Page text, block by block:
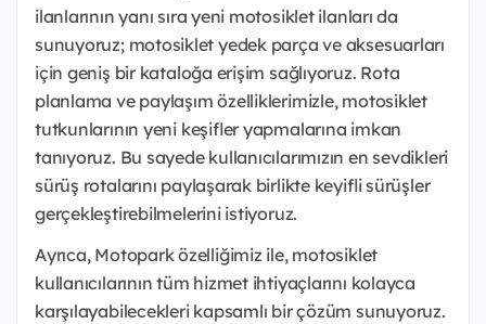
ilanlarının yanı sıra yeni motosiklet ilanları da
sunuyoruz; motosiklet yedek parça ve aksesuarları
için geniş bir kataloğa erişim sağlıyoruz. Rota
planlama ve paylaşım özelliklerimizle, motosiklet
tutkunlarının yeni keşifler yapmalarına imkan
tanıyoruz. Bu sayede kullanıcılarımızın en sevdikleri
sürüş rotalarını paylaşarak birlikte keyifli sürüşler
gerçekleştirebilmelerini istiyoruz.
Ayrıca, Motopark özelliğimiz ile, motosiklet
kullanıcılarının tüm hizmet ihtiyaçlarını kolayca
karşılayabilecekleri kapsamlı bir çözüm sunuyoruz.